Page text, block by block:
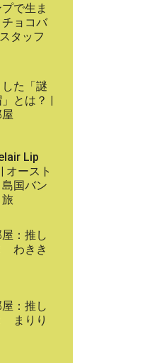
で生ま
ョコバ
タッフ
た「謎
とは？ |
Lip
オースト
国バン
：推し
わきき
：推し
まりり